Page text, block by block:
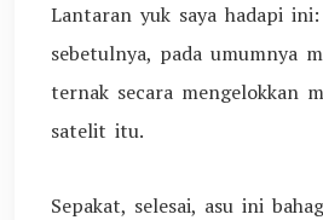
Lantaran yuk saya hadapi
sebetulnya, pada umumnya
ternak secara mengelokkan
satelit itu.
Sepakat, selesai, asu ini